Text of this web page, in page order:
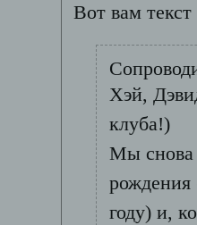
Вот вам
Хэй,
клуба!)
Мы снова
году) и,